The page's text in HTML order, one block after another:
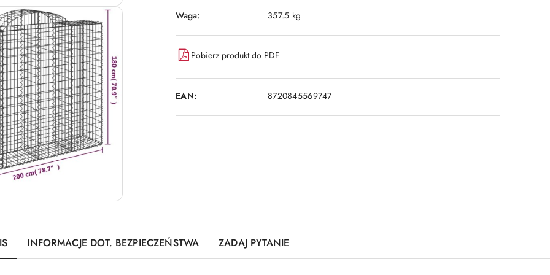
Waga: 357.5 kg
Pobierz produkt do PDF
EAN: 8720845569747
INFORMACJE DOT. BEZPIECZEŃSTWA ZADAJ PYTANIE